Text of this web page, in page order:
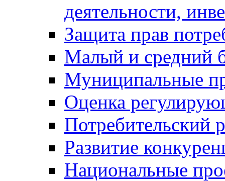
деятельности,
Защита прав
Малый и средний
Муниципальные
Оценка
Потребительский
Развитие
Национальные